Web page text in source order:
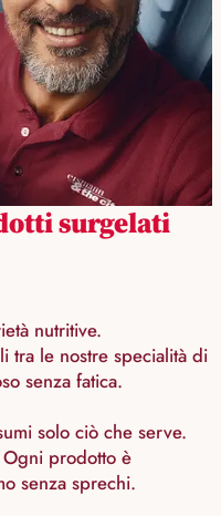
surgelati
nutritive.
tra le nostre specialità di
senza fatica.
solo ciò che serve.
prodotto è
senza sprechi.